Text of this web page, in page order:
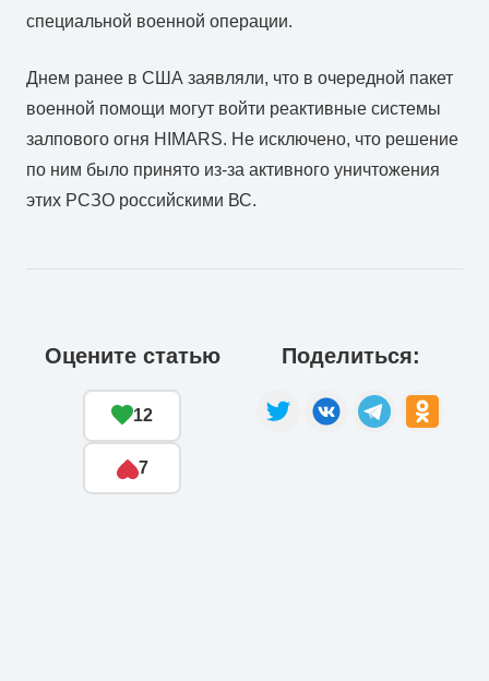
специальной военной операции.
Днем ранее в США заявляли, что в очередной пакет
военной помощи могут войти реактивные системы
залпового огня HIMARS. Не исключено, что решение
по ним было принято из-за активного уничтожения
этих РСЗО российскими ВС.
Оцените статью
12
7
Поделиться: